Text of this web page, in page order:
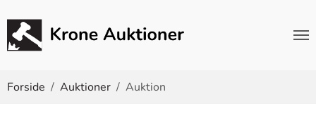
Forside Auktioner Auktion